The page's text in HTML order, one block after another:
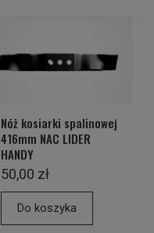
Nóż kosiarki spalinowej
416mm NAC LIDER
HANDY
50,00 zł
Do koszyka